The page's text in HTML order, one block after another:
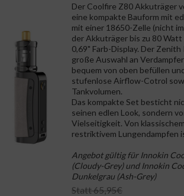
Der Coolfire Z80 Akkuträger
eine kompakte Bauform mit
mit einer 18650-Zelle (nicht
der Akkuträger bis zu 80
0,69" Farb-Display. Der
große Auswahl an
bequem von oben befüllen
stufenlose Airflow-Cotrol
Tankvolumen.
Das kompakte Set besticht
seinen edlen Look, sondern
Vielseitigkeit. Von
restriktivem Lungendampfen
Angebot gültig für Innokin
(Cloudy-Grey) und Innokin
Dunkelgrau (Ash-Grey)
Statt 65,95€